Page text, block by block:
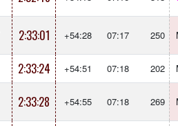
2:33:01 +54:28 07:17 250
2:33:24 +54:51 07:18 202
2:33:28 +54:55 07:18 269